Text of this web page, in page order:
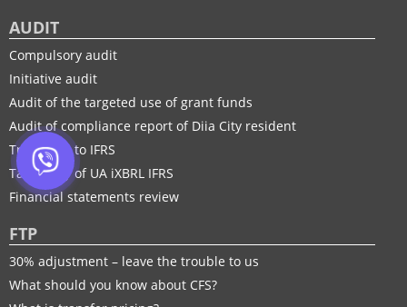
AUDIT
Compulsory audit
Initiative audit
Audit of the targeted use of grant funds
Audit of compliance report of Diia City resident
Transition to IFRS
Taxonomy of UA іXBRL IFRS
Financial statements review
FTP
30% adjustment – leave the trouble to us
What should you know about CFS?